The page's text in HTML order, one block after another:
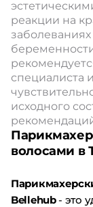
реакции на
специалиста
исходного
волосами в
Bellehub- это